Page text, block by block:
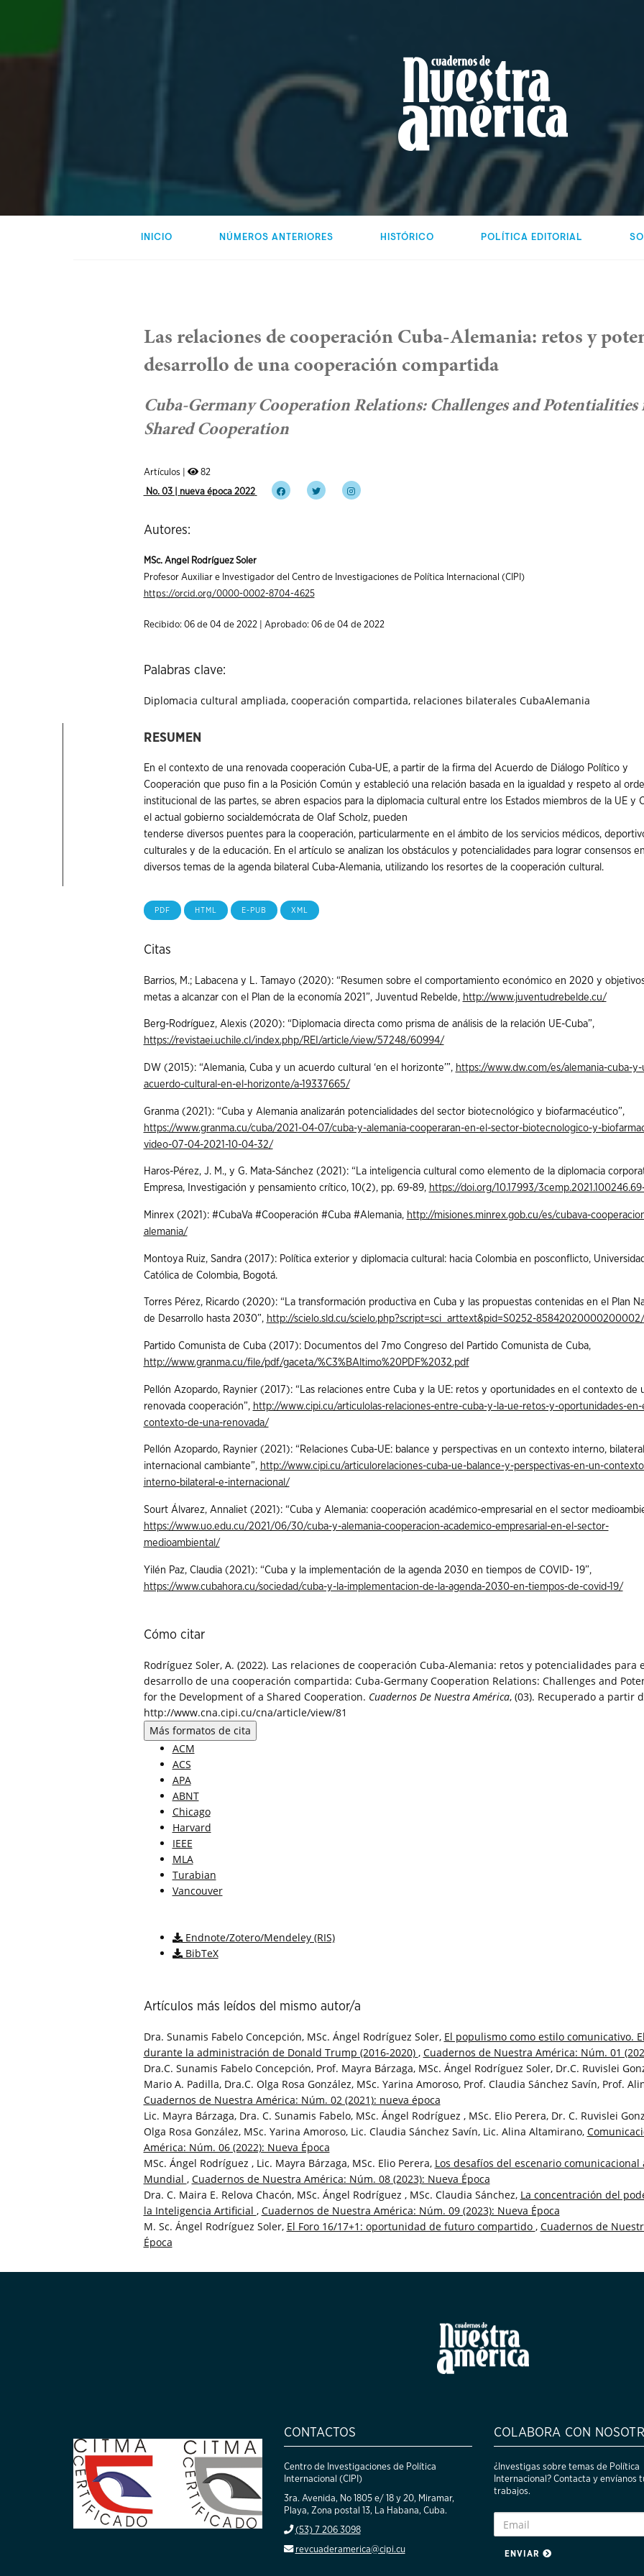
INICIO NÚMEROS ANTERIORES HISTÓRICO POLÍTICA EDITORIAL
Las relaciones de cooperación Cuba-Alemania: retos y
desarrollo de una cooperación compartida
Cuba-Germany Cooperation Relations: Challenges and
Shared Cooperation
Artículos |
82
No. 03 | nueva época 2022
Autores:
MSc. Angel Rodríguez Soler
Profesor Auxiliar e Investigador del Centro de Investigaciones de Política Internacional (CIPI)
https://orcid.org/0000-0002-8704-4625
Recibido: 06 de 04 de 2022 | Aprobado: 06 de 04 de 2022
Palabras clave:
Diplomacia cultural ampliada, cooperación compartida, relaciones bilaterales CubaAlemania
RESUMEN
En el contexto de una renovada cooperación Cuba-UE, a partir de la firma del Acuerdo de Diálogo Político y
Cooperación que puso fin a la Posición Común y estableció una relación basada en la igualdad y respeto al
institucional de las partes, se abren espacios para la diplomacia cultural entre los Estados miembros de la UE y
el actual gobierno socialdemócrata de Olaf Scholz, pueden
tenderse diversos puentes para la cooperación, particularmente en el ámbito de los servicios médicos,
culturales y de la educación. En el artículo se analizan los obstáculos y potencialidades para lograr consensos en
diversos temas de la agenda bilateral Cuba-Alemania, utilizando los resortes de la cooperación cultural.
PDF HTML E-PUB XML
Citas
Barrios, M.; Labacena y L. Tamayo (2020): “Resumen sobre el comportamiento económico en 2020 y
metas a alcanzar con el Plan de la economía 2021”, Juventud Rebelde, http://www.juventudrebelde.cu/
Berg-Rodríguez, Alexis (2020): “Diplomacia directa como prisma de análisis de la relación UE-Cuba”,
https://revistaei.uchile.cl/index.php/REI/article/view/57248/60994/
DW (2015): “Alemania, Cuba y un acuerdo cultural ‘en el horizonte’”, https://www.dw.com/es/alemania-cuba-y-
acuerdo-cultural-en-el-horizonte/a-19337665/
Granma (2021): “Cuba y Alemania analizarán potencialidades del sector biotecnológico y biofarmacéutico”,
https://www.granma.cu/cuba/2021-04-07/cuba-y-alemania-cooperaran-en-el-sector-biotecnologico-y-
video-07-04-2021-10-04-32/
Haros-Pérez, J. M., y G. Mata-Sánchez (2021): “La inteligencia cultural como elemento de la diplomacia
Empresa, Investigación y pensamiento crítico, 10(2), pp. 69-89, https://doi.org/10.17993/
Minrex (2021): #CubaVa #Cooperación #Cuba #Alemania, http://misiones.minrex.gob.cu/es/cubava-
alemania/
Montoya Ruiz, Sandra (2017): Política exterior y diplomacia cultural: hacia Colombia en posconflicto,
Católica de Colombia, Bogotá.
Torres Pérez, Ricardo (2020): “La transformación productiva en Cuba y las propuestas contenidas en el Plan
de Desarrollo hasta 2030”, http://scielo.sld.cu/scielo.php?script=sci_arttext&pid=S0252-85842020000200002/
Partido Comunista de Cuba (2017): Documentos del 7mo Congreso del Partido Comunista de Cuba,
http://www.granma.cu/file/pdf/gaceta/%C3%BAltimo%20PDF%2032.pdf
Pellón Azopardo, Raynier (2017): “Las relaciones entre Cuba y la UE: retos y oportunidades en el contexto de
renovada cooperación”, http://www.cipi.cu/articulolas-relaciones-entre-cuba-y-la-ue-retos-y-oportunidades-en-
contexto-de-una-renovada/
Pellón Azopardo, Raynier (2021): “Relaciones Cuba-UE: balance y perspectivas en un contexto interno,
internacional cambiante”, http://www.cipi.cu/articulorelaciones-cuba-ue-balance-y-perspectivas-en-un-
interno-bilateral-e-internacional/
Sourt Álvarez, Annaliet (2021): “Cuba y Alemania: cooperación académico-empresarial en el sector
https://www.uo.edu.cu/2021/06/30/cuba-y-alemania-cooperacion-academico-empresarial-en-el-sector-
medioambiental/
Yilén Paz, Claudia (2021): “Cuba y la implementación de la agenda 2030 en tiempos de COVID- 19”,
https://www.cubahora.cu/sociedad/cuba-y-la-implementacion-de-la-agenda-2030-en-tiempos-de-covid-19/
Cómo citar
Rodríguez Soler, A. (2022). Las relaciones de cooperación Cuba-Alemania: retos y potencialidades para
desarrollo de una cooperación compartida: Cuba-Germany Cooperation Relations: Challenges and
for the Development of a Shared Cooperation. Cuadernos De Nuestra América, (03). Recuperado a partir
http://www.cna.cipi.cu/cna/article/view/81
Más formatos de cita
ACM
ACS
APA
ABNT
Chicago
Harvard
IEEE
MLA
Turabian
Vancouver
Endnote/Zotero/Mendeley (RIS)
BibTeX
Artículos más leídos del mismo autor/a
Dra. Sunamis Fabelo Concepción, MSc. Ángel Rodríguez Soler, El populismo como estilo comunicativo.
durante la administración de Donald Trump (2016-2020) , Cuadernos de Nuestra América: Núm. 01
Dra.C. Sunamis Fabelo Concepción, Prof. Mayra Bárzaga, MSc. Ángel Rodríguez Soler, Dr.C. Ruvislei
Mario A. Padilla, Dra.C. Olga Rosa González, MSc. Yarina Amoroso, Prof. Claudia Sánchez Savín, Prof.
Cuadernos de Nuestra América: Núm. 02 (2021): nueva época
Lic. Mayra Bárzaga, Dra. C. Sunamis Fabelo, MSc. Ángel Rodríguez , MSc. Elio Perera, Dr. C. Ruvislei
Olga Rosa González, MSc. Yarina Amoroso, Lic. Claudia Sánchez Savín, Lic. Alina Altamirano,
América: Núm. 06 (2022): Nueva Época
MSc. Ángel Rodríguez , Lic. Mayra Bárzaga, MSc. Elio Perera, Los desafíos del escenario
Mundial , Cuadernos de Nuestra América: Núm. 08 (2023): Nueva Época
Dra. C. Maira E. Relova Chacón, MSc. Ángel Rodríguez , MSc. Claudia Sánchez, La concentración del
la Inteligencia Artificial , Cuadernos de Nuestra América: Núm. 09 (2023): Nueva Época
M. Sc. Ángel Rodríguez Soler, El Foro 16/17+1: oportunidad de futuro compartido , Cuadernos de
Época
CONTACTOS
Centro de Investigaciones de Política
Internacional (CIPI)
3ra. Avenida, No 1805 e/ 18 y 20, Miramar,
Playa, Zona postal 13, La Habana, Cuba.
(53) 7 206 3098
revcuaderamerica@cipi.cu
COLABORA CON
¿Investigas sobre temas de Política
Internacional? Contacta y envíanos
trabajos.
ENVIAR